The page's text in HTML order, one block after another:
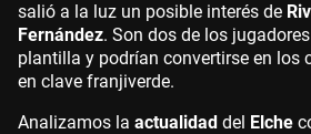
salió a la luz un posible interés de
Fernández. Son dos de los
plantilla y podrían convertirse en los
en clave franjiverde.
Analizamos la actualidad del Elche